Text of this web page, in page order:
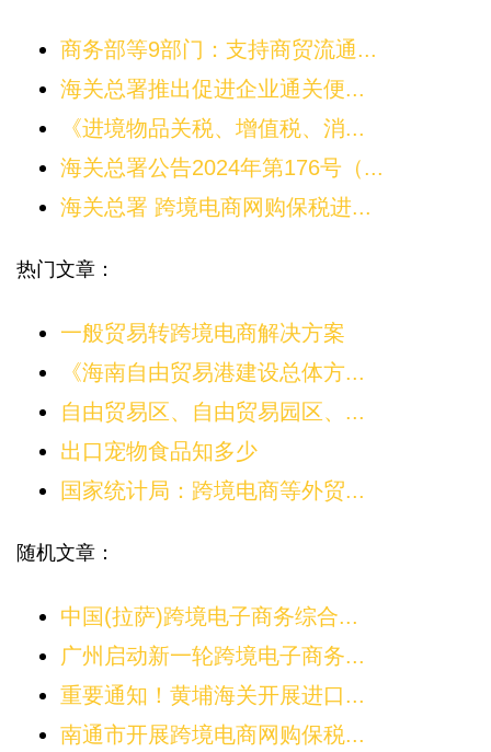
商务部等9部门：支持商贸流通...
海关总署推出促进企业通关便...
《进境物品关税、增值税、消...
海关总署公告2024年第176号（...
海关总署 跨境电商网购保税进...
热门文章：
一般贸易转跨境电商解决方案
《海南自由贸易港建设总体方...
自由贸易区、自由贸易园区、...
出口宠物食品知多少
国家统计局：跨境电商等外贸...
随机文章：
中国(拉萨)跨境电子商务综合...
广州启动新一轮跨境电子商务...
重要通知！黄埔海关开展进口...
南通市开展跨境电商网购保税...